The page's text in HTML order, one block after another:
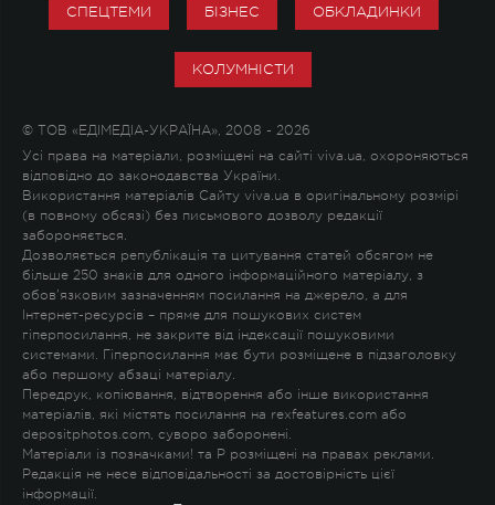
СПЕЦТЕМИ БІЗНЕС ОБКЛАДИНКИ
КОЛУМНІСТИ
© ТОВ «ЕДІМЕДІА-УКРАЇНА», 2008 - 2026
Усі права на матеріали, розміщені на сайті viva.ua, охороняються
відповідно до законодавства України.
Використання матеріалів Сайту viva.ua в оригінальному розмірі
(в повному обсязі) без письмового дозволу редакції
забороняється.
Дозволяється републікація та цитування статей обсягом не
більше 250 знаків для одного інформаційного матеріалу, з
обов'язковим зазначенням посилання на джерело, а для
Інтернет-ресурсів – пряме для пошукових систем
гіперпосилання, не закрите від індексації пошуковими
системами. Гіперпосилання має бути розміщене в підзаголовку
або першому абзаці матеріалу.
Передрук, копіювання, відтворення або інше використання
матеріалів, які містять посилання на rexfeatures.com або
depositphotos.com, суворо заборонені.
Матеріали із позначками! та P розміщені на правах реклами.
Редакція не несе відповідальності за достовірність цієї
інформації.